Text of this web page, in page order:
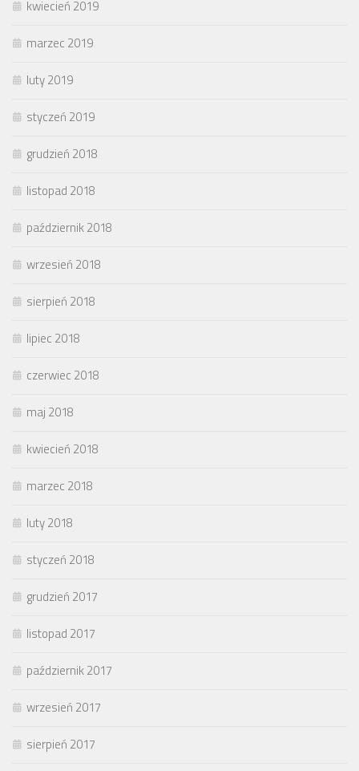
kwiecień 2019
marzec 2019
luty 2019
styczeń 2019
grudzień 2018
listopad 2018
październik 2018
wrzesień 2018
sierpień 2018
lipiec 2018
czerwiec 2018
maj 2018
kwiecień 2018
marzec 2018
luty 2018
styczeń 2018
grudzień 2017
listopad 2017
październik 2017
wrzesień 2017
sierpień 2017